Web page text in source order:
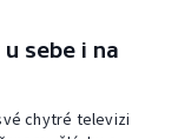
sebe i na
chytré televizi